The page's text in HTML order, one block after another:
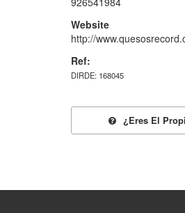
Website
http://
Ref:
DIRDE: 168045
¿eres El